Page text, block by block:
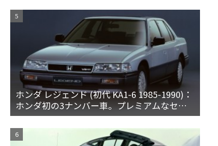
ホンダ レジェンド (初代 KA1-6 1985-1990)：
ホンダ初の3ナンバー車。プレミアムなセダ
ンとハードトップ